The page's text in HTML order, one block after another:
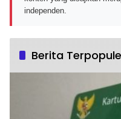
independen.
Berita